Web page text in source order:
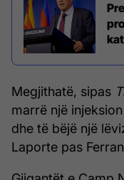
Megjithatë, sipas
marrë një
dhe të bëjë një
Laporte pas